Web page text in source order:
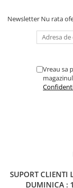
Newsletter Nu rata
Vreau sa
SUPORT CLIENTI
DUMINICA :